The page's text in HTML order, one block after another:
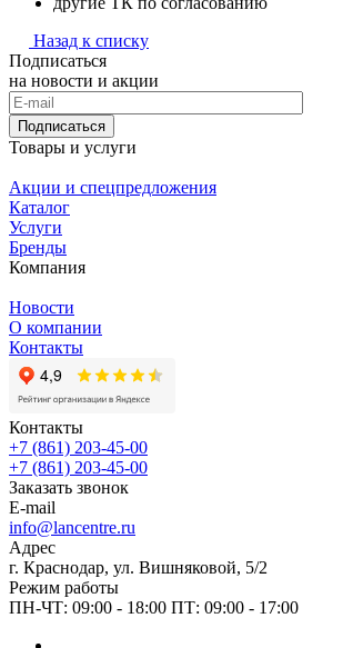
Назад к списку
Подписаться
на новости и акции
Подписаться
Товары и услуги
Акции и спецпредложения
Каталог
Услуги
Бренды
Компания
Новости
О компании
Контакты
Контакты
+7 (861) 203-45-00
+7 (861) 203-45-00
Заказать звонок
E-mail
info@lancentre.ru
Адрес
г. Краснодар, ул. Вишняковой, 5/2
Режим работы
ПН-ЧТ: 09:00 - 18:00 ПТ: 09:00 - 17:00